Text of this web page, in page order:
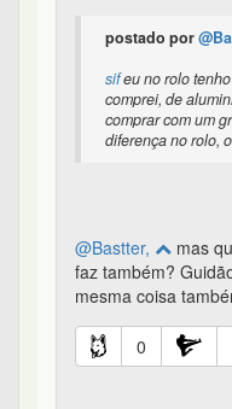
postado por
sifeu no rolo
comprei, de
comprar com um
diferença no rolo,
@Bastter,
mas
faz também?
mesma coisa
0